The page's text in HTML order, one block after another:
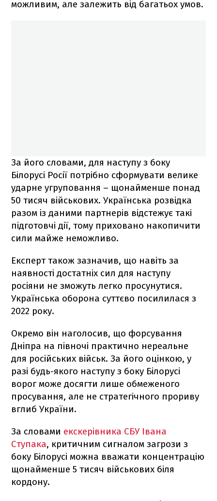
можливим, але залежить від багатьох умов.
За його словами, для наступу з боку
Білорусі Росії потрібно сформувати велике
ударне угруповання – щонайменше понад
50 тисяч військових. Українська розвідка
разом із даними партнерів відстежує такі
підготовчі дії, тому приховано накопичити
сили майже неможливо.
Експерт також зазначив, що навіть за
наявності достатніх сил для наступу
росіяни не зможуть легко просунутися.
Українська оборона суттєво посилилася з
2022 року.
Окремо він наголосив, що форсування
Дніпра на півночі практично нереальне
для російських військ. За його оцінкою, у
разі будь-якого наступу з боку Білорусі
ворог може досягти лише обмеженого
просування, але не стратегічного прориву
вглиб України.
За словами екскерівника СБУ Івана
Ступака, критичним сигналом загрози з
боку Білорусі можна вважати концентрацію
щонайменше 5 тисяч військових біля
кордону.